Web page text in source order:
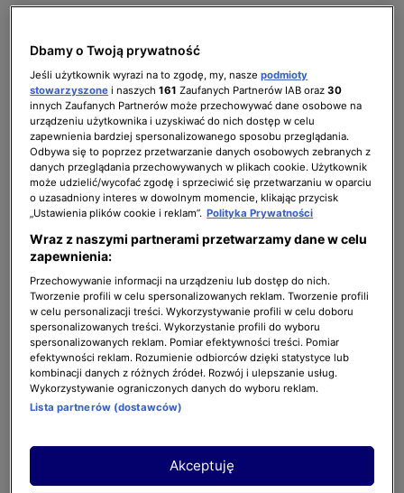
2 z 10
Dbamy o Twoją prywatność
Jeśli użytkownik wyrazi na to zgodę, my, naszepodmioty
stowarzyszone i naszych161 Zaufanych Partnerów IAB oraz30
innych Zaufanych Partnerów może przechowywać dane osobowe na
urządzeniu użytkownika i uzyskiwać do nich dostęp w celu
zapewnienia bardziej spersonalizowanego sposobu przeglądania.
Odbywa się to poprzez przetwarzanie danych osobowych zebranych z
danych przeglądania przechowywanych w plikach cookie. Użytkownik
może udzielić/wycofać zgodę i sprzeciwić się przetwarzaniu w oparciu
o uzasadniony interes w dowolnym momencie, klikając przycisk
„Ustawienia plików cookie i reklam”. Polityka Prywatności
Wraz z naszymi partnerami przetwarzamy dane w celu
zapewnienia:
Przechowywanie informacji na urządzeniu lub dostęp do nich.
Tworzenie profili w celu spersonalizowanych reklam. Tworzenie profili
w celu personalizacji treści. Wykorzystywanie profili w celu doboru
spersonalizowanych treści. Wykorzystanie profili do wyboru
spersonalizowanych reklam. Pomiar efektywności treści. Pomiar
efektywności reklam. Rozumienie odbiorców dzięki statystyce lub
kombinacji danych z różnych źródeł. Rozwój i ulepszanie usług.
Wykorzystywanie ograniczonych danych do wyboru reklam.
Lista partnerów (dostawców)
Akceptuję